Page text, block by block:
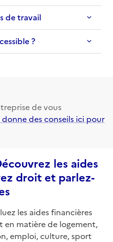
de travail
?
de vous
des conseils ici pour
les aides
droit et parlez-
les aides financières
en matière de logement,
emploi, culture, sport